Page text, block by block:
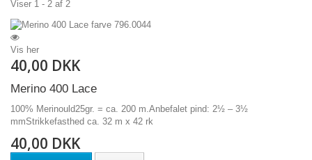
Viser 1 - 2 af 2
Vis her
40,00 DKK
Merino 400 Lace
100% Merinould25gr. = ca. 200 m.Anbefalet pind: 2½ – 3½
mmStrikkefasthed ca. 32 m x 42 rk
40,00 DKK